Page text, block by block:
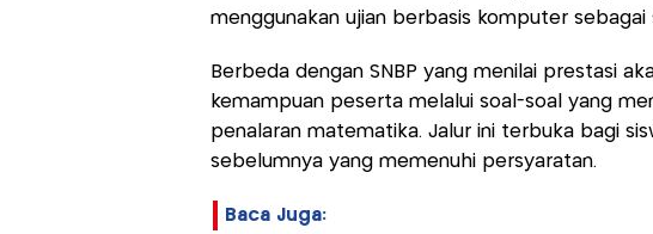
menggunakan ujian berbasis komputer sebagai
Berbeda dengan SNBP yang menilai prestasi
kemampuan peserta melalui soal-soal yang
penalaran matematika. Jalur ini terbuka bagi
sebelumnya yang memenuhi persyaratan.
Baca Juga: